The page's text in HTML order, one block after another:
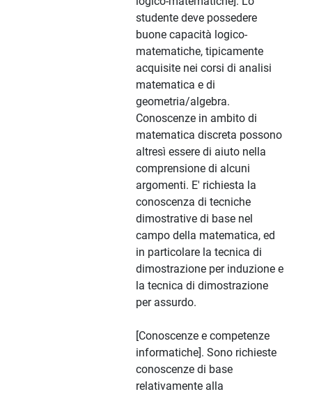
studente deve possedere
buone capacità logico-
matematiche, tipicamente
acquisite nei corsi di analisi
matematica e di
geometria/algebra.
Conoscenze in ambito di
matematica discreta possono
altresì essere di aiuto nella
comprensione di alcuni
argomenti. E' richiesta la
conoscenza di tecniche
dimostrative di base nel
campo della matematica, ed
in particolare la tecnica di
dimostrazione per induzione e
la tecnica di dimostrazione
per assurdo.
[Conoscenze e competenze
informatiche]. Sono richieste
conoscenze di base
relativamente alla